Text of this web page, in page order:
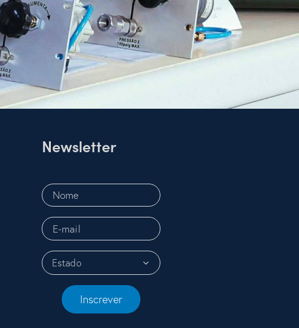
Newsletter
Inscrever